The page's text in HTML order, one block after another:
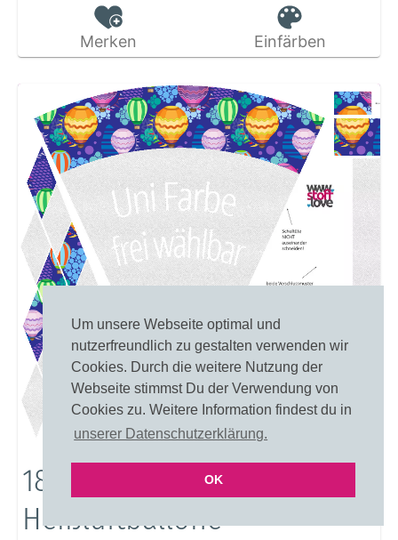
Um unsere Webseite optimal und
nutzerfreundlich zu gestalten verwenden wir
Cookies. Durch die weitere Nutzung der
Webseite stimmst Du der Verwendung von
Cookies zu. Weitere Information findest du in
unserer Datenschutzerklärung.
OK
Merken Einfärben
18734: Helle fliegende
Heißluftballone